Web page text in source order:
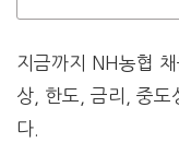
지금까지 NH농협
상, 한도, 금리, 중도
다.